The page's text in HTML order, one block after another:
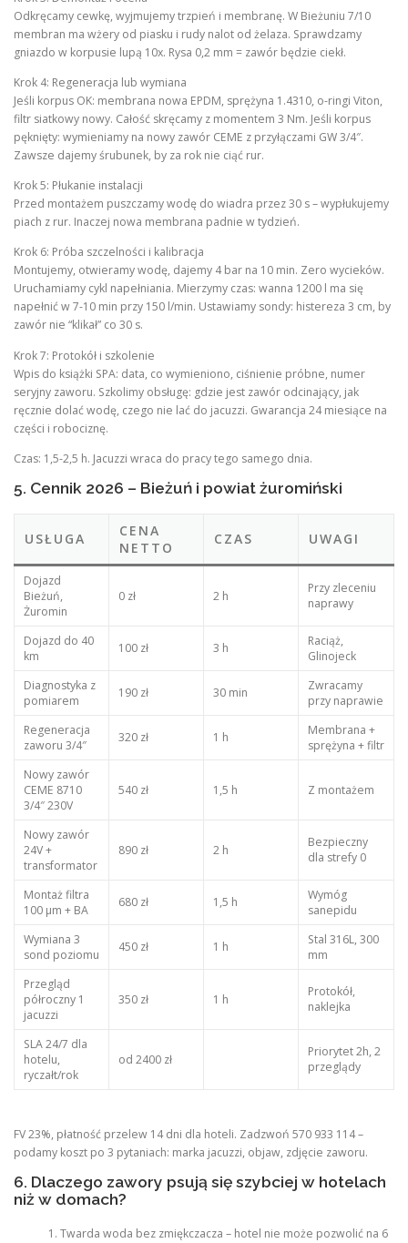
Odkręcamy cewkę, wyjmujemy trzpień i membranę. W Bieżuniu 7/10
membran ma wżery od piasku i rudy nalot od żelaza. Sprawdzamy
gniazdo w korpusie lupą 10x. Rysa 0,2 mm = zawór będzie ciekł.
Krok 4: Regeneracja lub wymiana
Jeśli korpus OK: membrana nowa EPDM, sprężyna 1.4310, o-ringi Viton,
filtr siatkowy nowy. Całość skręcamy z momentem 3 Nm. Jeśli korpus
pęknięty: wymieniamy na nowy zawór CEME z przyłączami GW 3/4″.
Zawsze dajemy śrubunek, by za rok nie ciąć rur.
Krok 5: Płukanie instalacji
Przed montażem puszczamy wodę do wiadra przez 30 s – wypłukujemy
piach z rur. Inaczej nowa membrana padnie w tydzień.
Krok 6: Próba szczelności i kalibracja
Montujemy, otwieramy wodę, dajemy 4 bar na 10 min. Zero wycieków.
Uruchamiamy cykl napełniania. Mierzymy czas: wanna 1200 l ma się
napełnić w 7-10 min przy 150 l/min. Ustawiamy sondy: histereza 3 cm, by
zawór nie “klikał” co 30 s.
Krok 7: Protokół i szkolenie
Wpis do książki SPA: data, co wymieniono, ciśnienie próbne, numer
seryjny zaworu. Szkolimy obsługę: gdzie jest zawór odcinający, jak
ręcznie dolać wodę, czego nie lać do jacuzzi. Gwarancja 24 miesiące na
części i robociznę.
Czas: 1,5-2,5 h. Jacuzzi wraca do pracy tego samego dnia.
5. Cennik 2026 – Bieżuń i powiat żuromiński
USŁUGA
CENA
NETTO
CZAS UWAGI
Dojazd
Bieżuń,
Żuromin
0 zł 2 h
Przy zleceniu
naprawy
Dojazd do 40
km
100 zł 3 h
Raciąż,
Glinojeck
Diagnostyka z
pomiarem
190 zł 30 min
Zwracamy
przy naprawie
Regeneracja
zaworu 3/4″
320 zł 1 h
Membrana +
sprężyna + filtr
Nowy zawór
CEME 8710
3/4″ 230V
540 zł 1,5 h Z montażem
Nowy zawór
24V +
transformator
890 zł 2 h
Bezpieczny
dla strefy 0
Montaż filtra
100 µm + BA
680 zł 1,5 h
Wymóg
sanepidu
Wymiana 3
sond poziomu
450 zł 1 h
Stal 316L, 300
mm
Przegląd
półroczny 1
jacuzzi
350 zł 1 h
Protokół,
naklejka
SLA 24/7 dla
hotelu,
ryczałt/rok
od 2400 zł
Priorytet 2h, 2
przeglądy
FV 23%, płatność przelew 14 dni dla hoteli. Zadzwoń 570 933 114 –
podamy koszt po 3 pytaniach: marka jacuzzi, objaw, zdjęcie zaworu.
6. Dlaczego zawory psują się szybciej w hotelach
niż w domach?
Twarda woda bez zmiękczacza – hotel nie może pozwolić na 6